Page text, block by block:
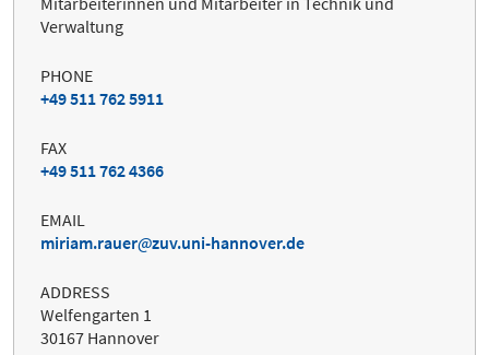
Verwaltung
PHONE
+49 511 762 5911
FAX
+49 511 762 4366
EMAIL
miriam.rauer
zuv.uni-hannover.de
ADDRESS
Welfengarten 1
30167 Hannover